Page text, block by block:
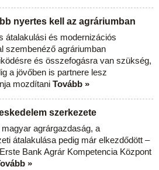
nyertes kell az agráriumban
átalakulási és modernizációs
szembenéző agráriumban
és összefogásra van szükség,
a jövőben is partnere lesz
mozdítani Tovább »
szerkezete
agrárgazdaság, a
átalakulása pedig már elkezdődött –
Bank Agrár Kompetencia Központ
»